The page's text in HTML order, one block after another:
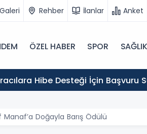
Galeri Rehber İlanlar Anket
ÖZEL HABER SPOR SAĞLIK
Erzincan'da Seracılara Hibe Desteği
Doğayla Barış Ödülü